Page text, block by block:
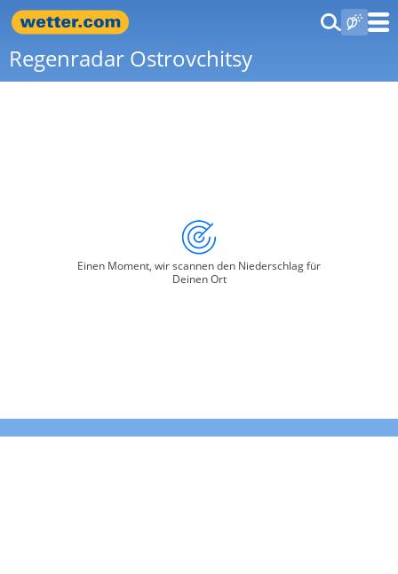
Regenradar Ostrovchitsy
Einen Moment, wir scannen den Niederschlag für
Deinen Ort